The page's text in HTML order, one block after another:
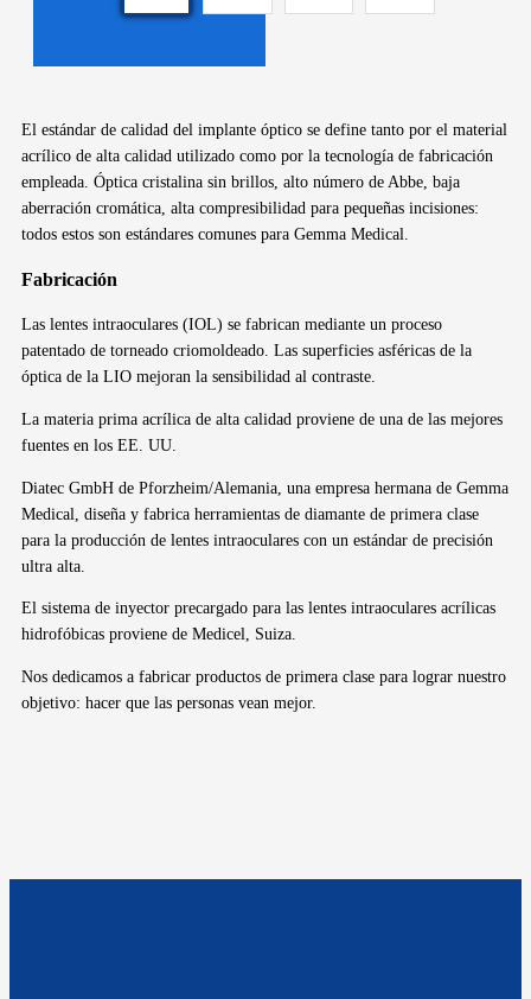
El estándar de calidad del implante óptico se define tanto por el material
acrílico de alta calidad utilizado como por la tecnología de fabricación
empleada. Óptica cristalina sin brillos, alto número de Abbe, baja
aberración cromática, alta compresibilidad para pequeñas incisiones:
todos estos son estándares comunes para Gemma Medical.
Fabricación
Las lentes intraoculares (IOL) se fabrican mediante un proceso
patentado de torneado criomoldeado. Las superficies asféricas de la
óptica de la LIO mejoran la sensibilidad al contraste.
La materia prima acrílica de alta calidad proviene de una de las mejores
fuentes en los EE. UU.
Diatec GmbH de Pforzheim/Alemania, una empresa hermana de Gemma
Medical, diseña y fabrica herramientas de diamante de primera clase
para la producción de lentes intraoculares con un estándar de precisión
ultra alta.
El sistema de inyector precargado para las lentes intraoculares acrílicas
hidrofóbicas proviene de Medicel, Suiza.
Nos dedicamos a fabricar productos de primera clase para lograr nuestro
objetivo: hacer que las personas vean mejor.